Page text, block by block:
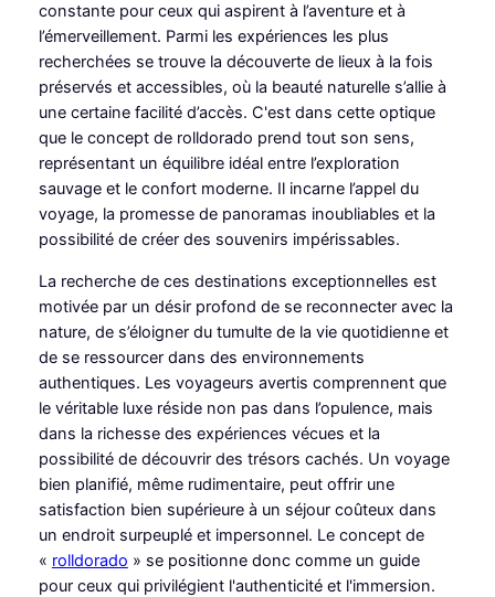
constante pour ceux qui aspirent à l’aventure et à
l’émerveillement. Parmi les expériences les plus
recherchées se trouve la découverte de lieux à la fois
préservés et accessibles, où la beauté naturelle s’allie à
une certaine facilité d’accès. C'est dans cette optique
que le concept de rolldorado prend tout son sens,
représentant un équilibre idéal entre l’exploration
sauvage et le confort moderne. Il incarne l’appel du
voyage, la promesse de panoramas inoubliables et la
possibilité de créer des souvenirs impérissables.
La recherche de ces destinations exceptionnelles est
motivée par un désir profond de se reconnecter avec la
nature, de s’éloigner du tumulte de la vie quotidienne et
de se ressourcer dans des environnements
authentiques. Les voyageurs avertis comprennent que
le véritable luxe réside non pas dans l’opulence, mais
dans la richesse des expériences vécues et la
possibilité de découvrir des trésors cachés. Un voyage
bien planifié, même rudimentaire, peut offrir une
satisfaction bien supérieure à un séjour coûteux dans
un endroit surpeuplé et impersonnel. Le concept de
« rolldorado » se positionne donc comme un guide
pour ceux qui privilégient l'authenticité et l'immersion.